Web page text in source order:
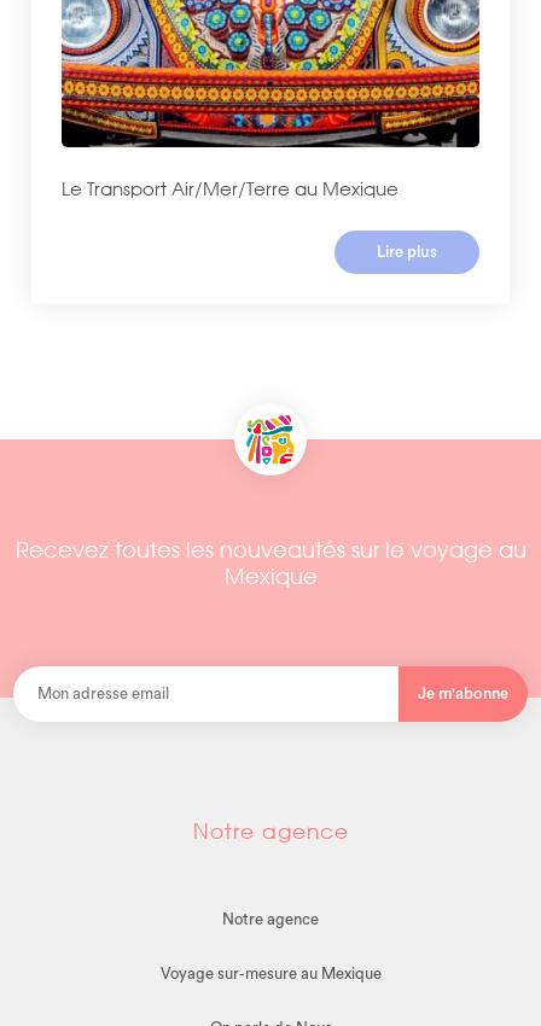
Le Transport Air/Mer/Terre au Mexique
Lire plus
Recevez toutes les nouveautés sur le voyage au
Mexique
Je m'abonne
Notre agence
Notre agence
Voyage sur-mesure au Mexique